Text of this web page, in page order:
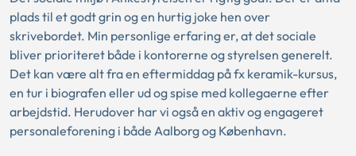
plads til et godt grin og en hurtig joke hen over
skrivebordet. Min personlige erfaring er, at det sociale
bliver prioriteret både i kontorerne og styrelsen generelt.
Det kan være alt fra en eftermiddag på fx keramik-kursus,
en tur i biografen eller ud og spise med kollegaerne efter
arbejdstid. Herudover har vi også en aktiv og engageret
personaleforening i både Aalborg og København.